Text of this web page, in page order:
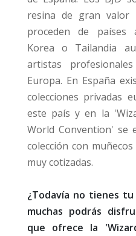
resina de gran valor
proceden de países
Korea o Tailandia
artistas
Europa. En España
colecciones privadas
este país y en la
World Convention' se
colección con
muy cotizadas.
¿Todavía no tienes
muchas podrás
que ofrece la